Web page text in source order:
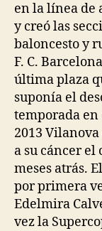
en la línea de
y creó las
baloncesto y
F. C.
última plaza
suponía el
temporada
2013
a su cáncer el
meses atrás.
por primera
Edelmira
vez la